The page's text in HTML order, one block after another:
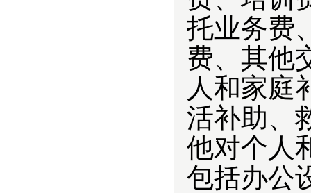
托业务费
费、其他
人和家庭
活补助、
他对个人
包括办公